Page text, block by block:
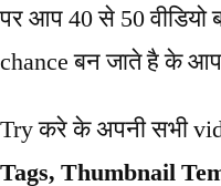
पर आप 40 से 50 वीडियो
chance बन जाते है के
Try करे के अपनी सभी
Tags, Thumbnail